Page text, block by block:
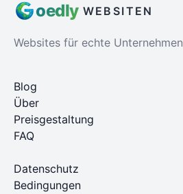
oedly WEBSITEN
Websites für echte Unternehmen
Blog
Über
Preisgestaltung
FAQ
Datenschutz
Bedingungen